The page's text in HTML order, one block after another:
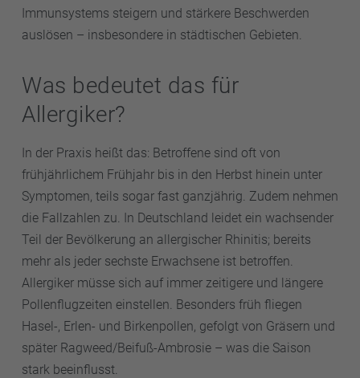
Immunsystems steigern und stärkere Beschwerden
auslösen – insbesondere in städtischen Gebieten.
Was bedeutet das für
Allergiker?
In der Praxis heißt das: Betroffene sind oft von
frühjährlichem Frühjahr bis in den Herbst hinein unter
Symptomen, teils sogar fast ganzjährig. Zudem nehmen
die Fallzahlen zu. In Deutschland leidet ein wachsender
Teil der Bevölkerung an allergischer Rhinitis; bereits
mehr als jeder sechste Erwachsene ist betroffen.
Allergiker müsse sich auf immer zeitigere und längere
Pollenflugzeiten einstellen. Besonders früh fliegen
Hasel-, Erlen- und Birkenpollen, gefolgt von Gräsern und
später Ragweed/Beifuß-Ambrosie – was die Saison
stark beeinflusst.